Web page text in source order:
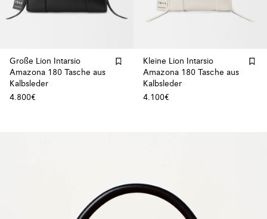
Große Lion Intarsio
Amazona 180 Tasche aus
Kalbsleder
4.800€
Kleine Lion Intarsio
Amazona 180 Tasche aus
Kalbsleder
4.100€